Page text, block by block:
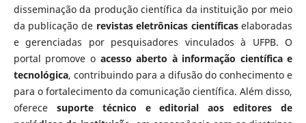
disseminação da produção científica da instituição por meio
da publicação de revistas eletrônicas científicaselaboradas
e gerenciadas por pesquisadores vinculados à UFPB. O
portal promove o acesso aberto à informação científica e
tecnológica, contribuindo para a difusão do conhecimento e
para o fortalecimento da comunicação científica. Além disso,
oferece suporte técnico e editorial aos editores de